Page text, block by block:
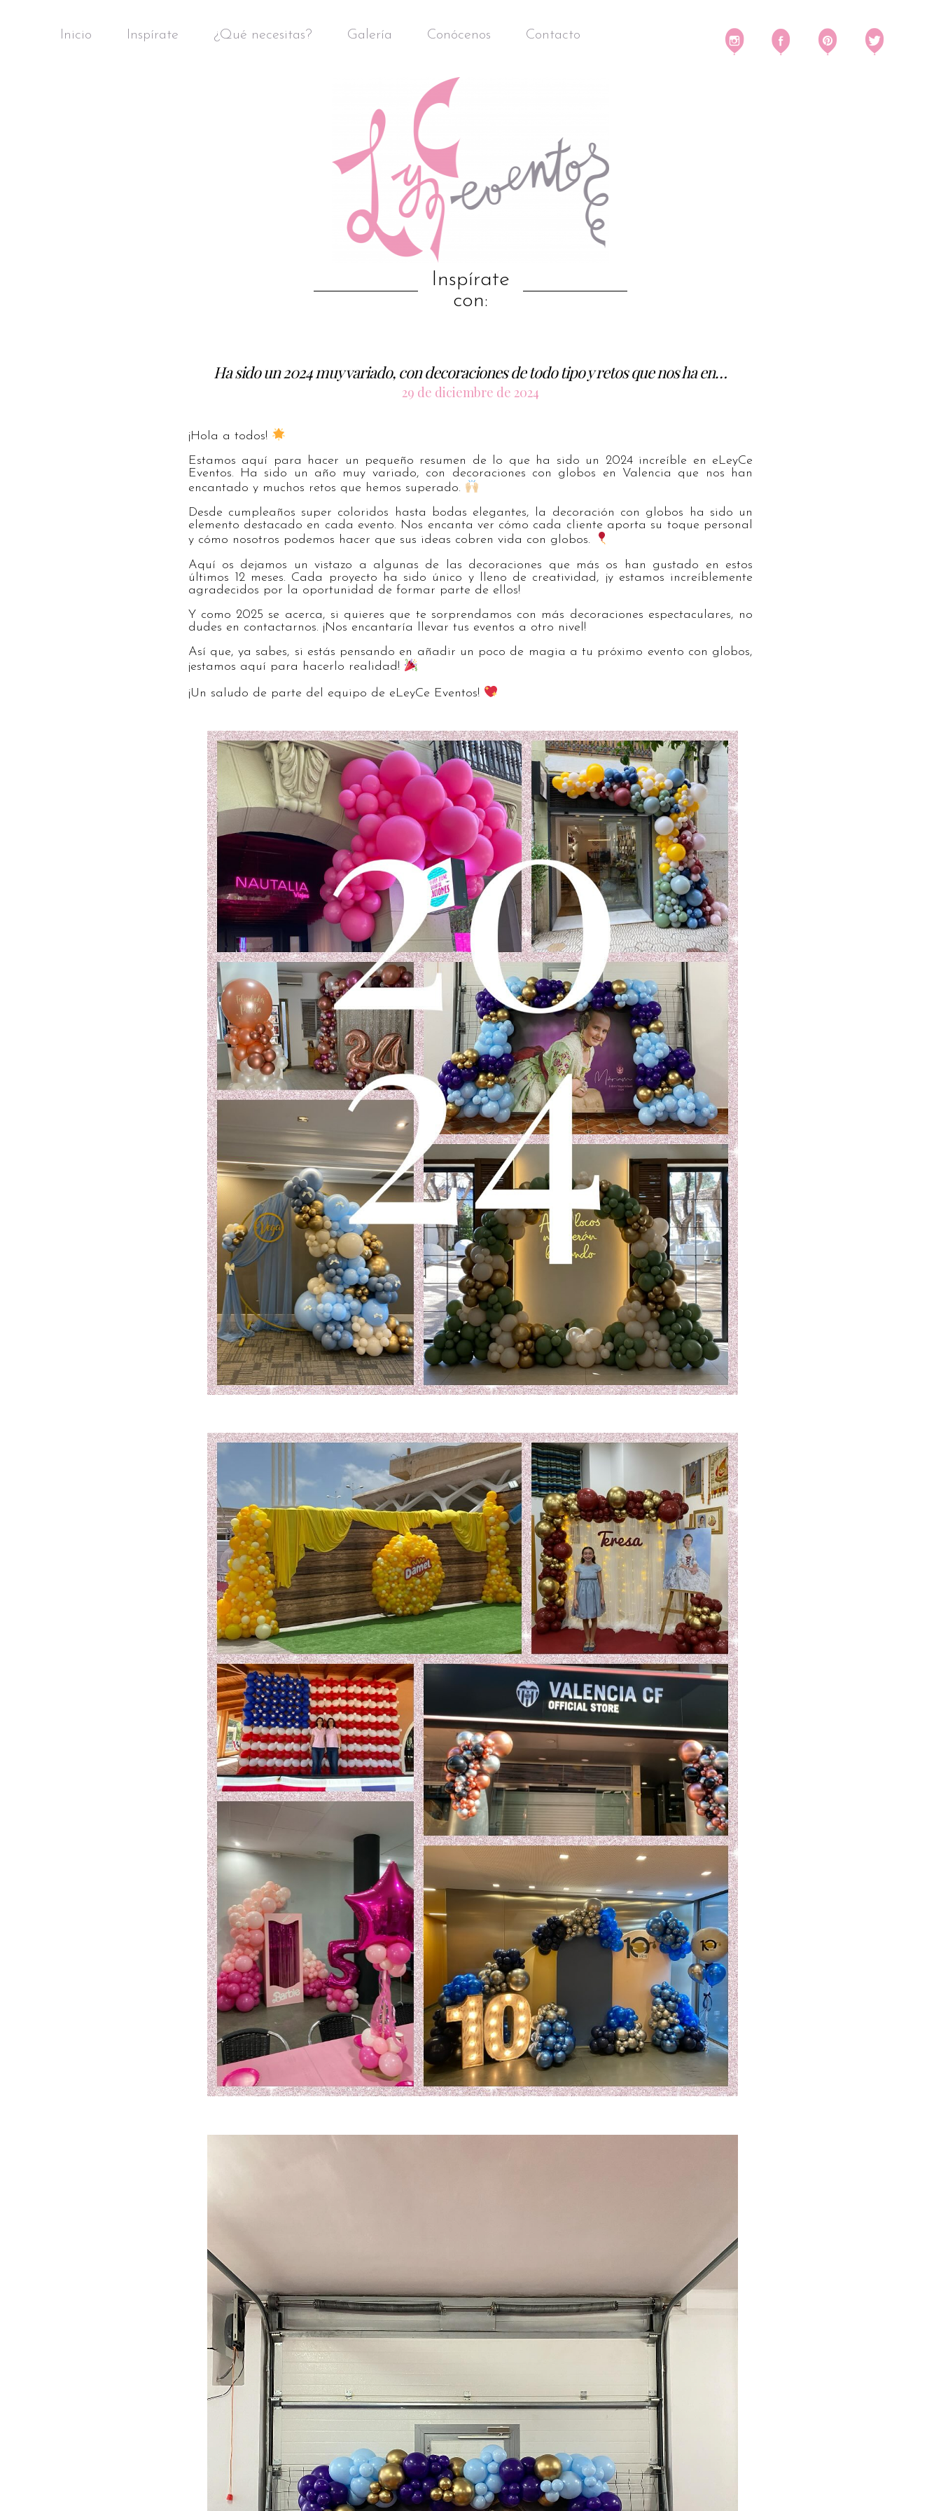
Inicio Inspírate ¿Qué necesitas? Galería Conócenos Contacto
Inspírate
con:
Ha sido un 2024 muy variado, con decoraciones de todo tipo y retos que nos ha en…
29 de diciembre de 2024
¡Hola a todos!
Estamos aquí para hacer un pequeño resumen de lo que ha sido un 2024 increíble en eLeyCe
Eventos. Ha sido un año muy variado, con decoraciones con globos en Valencia que nos han
encantado y muchos retos que hemos superado.
Desde cumpleaños super coloridos hasta bodas elegantes, la decoración con globos ha sido un
elemento destacado en cada evento. Nos encanta ver cómo cada cliente aporta su toque personal
y cómo nosotros podemos hacer que sus ideas cobren vida con globos.
Aquí os dejamos un vistazo a algunas de las decoraciones que más os han gustado en estos
últimos 12 meses. Cada proyecto ha sido único y lleno de creatividad, ¡y estamos increíblemente
agradecidos por la oportunidad de formar parte de ellos!
Y como 2025 se acerca, si quieres que te sorprendamos con más decoraciones espectaculares, no
dudes en contactarnos. ¡Nos encantaría llevar tus eventos a otro nivel!
Así que, ya sabes, si estás pensando en añadir un poco de magia a tu próximo evento con globos,
¡estamos aquí para hacerlo realidad!
¡Un saludo de parte del equipo de eLeyCe Eventos!